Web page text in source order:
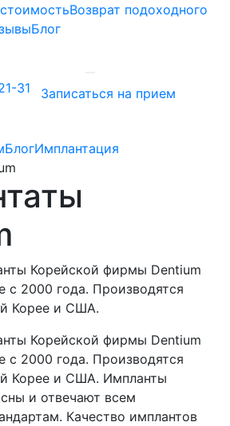
Возврат подоходного
Блог
31
Записаться на прием
БлогИмплантация
Корейской фирмы Dentium
с 2000 года. Производятся
Корее и США.
Корейской фирмы Dentium
с 2000 года. Производятся
Корее и США. Импланты
и отвечают всем
Качество имплантов